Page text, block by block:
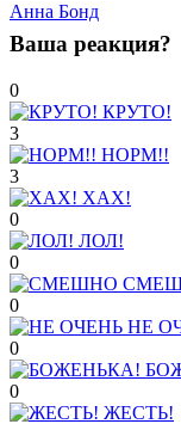
Анна Бонд
Ваша реакция?
0
КРУТО!
3
НОРМ!!
3
ХАХ!
0
ЛОЛ!
0
0
НЕ
0
0
ЖЕСТЬ!